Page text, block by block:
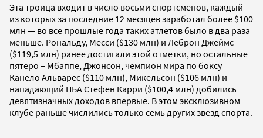
Эта троица входит в число восьми спортсменов, каждый
из которых за последние 12 месяцев заработал более $100
млн — во все прошлые года таких атлетов было в два раза
меньше. Рональду, Месси ($130 млн) и Леброн Джеймс
($119,5 млн) ранее достигали этой отметки, но остальные
пятеро – Мбаппе, Джонсон, чемпион мира по боксу
Канело Альварес ($110 млн), Микельсон ($106 млн) и
нападающий НБА Стефен Карри ($100,4 млн) добились
девятизначных доходов впервые. В этом эксклюзивном
клубе раньше числились только семь других звезд спорта.